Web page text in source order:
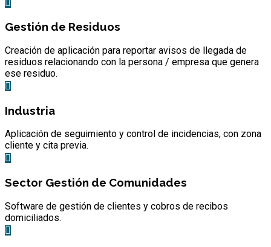
Gestión de Residuos
Creación de aplicación para reportar avisos de llegada de
residuos relacionando con la persona / empresa que genera
ese residuo.
Industria
Aplicación de seguimiento y control de incidencias, con zona
cliente y cita previa.
Sector Gestión de Comunidades
Software de gestión de clientes y cobros de recibos
domiciliados.